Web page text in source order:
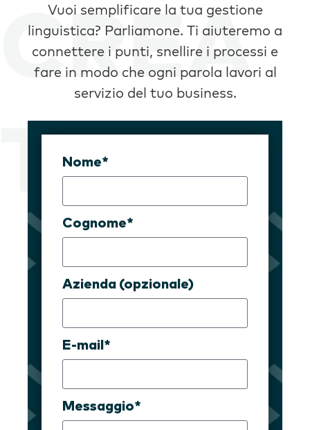
Vuoi semplificare la tua gestione
linguistica? Parliamone. Ti aiuteremo a
connettere i punti, snellire i processi e
fare in modo che ogni parola lavori al
servizio del tuo business.
Nome*
Cognome*
Azienda (opzionale)
E-mail*
Messaggio*